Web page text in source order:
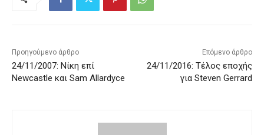
Προηγούμενο άρθρο
24/11/2007: Νίκη επί
Newcastle και Sam Allardyce
Επόμενο άρθρο
24/11/2016: Τέλος εποχής
για Steven Gerrard